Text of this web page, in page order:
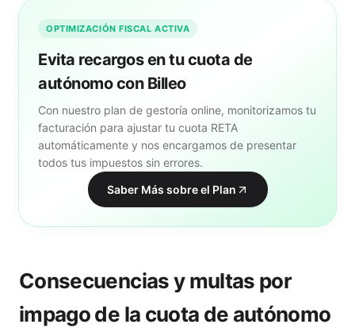
OPTIMIZACIÓN FISCAL ACTIVA
Evita recargos en tu cuota de
autónomo con Billeo
Con nuestro plan de gestoría online, monitorizamos tu
facturación para ajustar tu cuota RETA
automáticamente y nos encargamos de presentar
todos tus impuestos sin errores.
Saber Más sobre el Plan
Consecuencias y multas por
impago de la cuota de autónomo